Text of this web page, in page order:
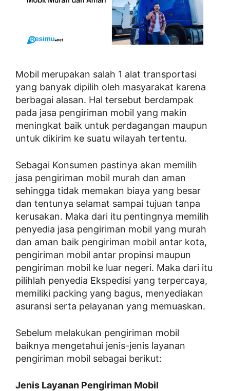
Mobil merupakan salah 1 alat transportasi
yang banyak dipilih oleh masyarakat karena
berbagai alasan. Hal tersebut berdampak
pada jasa pengiriman mobil yang makin
meningkat baik untuk perdagangan maupun
untuk dikirim ke suatu wilayah tertentu.
Sebagai Konsumen pastinya akan memilih
jasa pengiriman mobil murah dan aman
sehingga tidak memakan biaya yang besar
dan tentunya selamat sampai tujuan tanpa
kerusakan. Maka dari itu pentingnya memilih
penyedia jasa pengiriman mobil yang murah
dan aman baik pengiriman mobil antar kota,
pengiriman mobil antar propinsi maupun
pengiriman mobil ke luar negeri. Maka dari itu
pilihlah penyedia Ekspedisi yang terpercaya,
memiliki packing yang bagus, menyediakan
asuransi serta pelayanan yang memuaskan.
Sebelum melakukan pengiriman mobil
baiknya mengetahui jenis-jenis layanan
pengiriman mobil sebagai berikut:
Jenis Layanan Pengiriman Mobil